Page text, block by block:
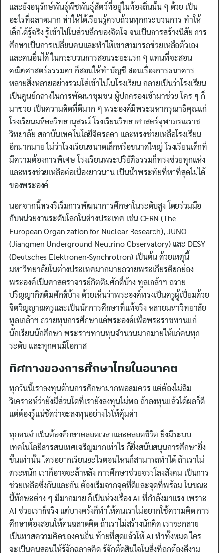
และยังอนุรักษ์พันธุ์พืชพันธุ์สัตว์ที่อยู่ในท้องถิ่นนั้น ๆ ด้วย เป็น
อะไรที่ฉลาดมาก ทำให้ได้เรียนรู้ครบถ้วนทุกกระบวนการ ทำให้
เด็กได้รู้จริง รู้เข้าไปในส่วนลึกของจิตใจ จนเป็นการสร้างนิสัย การ
ศึกษาเป็นการเปลี่ยนคนและทำให้เขาสามารถช่วยเหลือตัวเอง
และคนอื่นได้ ในกระบวนการสอนระยะแรก ๆ แทนที่จะสอน
คณิตศาสตร์ธรรมดา ก็สอนให้ทำบัญชี สอนเรื่องการธนาคาร
หลายสิ่งหลายอย่างรวมใส่เข้าไปในโรงเรียน กลายเป็นว่าโรงเรียน
เป็นศูนย์กลางในการพัฒนาชุมชน ผู้ปกครองเข้ามาช่วย ใคร ๆ ก็
มาช่วย เป็นความคิดที่ดีมาก ๆ พระองค์มีพระมหากรุณาธิคุณแก่
โรงเรียนมหิดลวิทยานุสรณ์ โรงเรียนวิทยาศาสตร์จุฬาภรณราช
วิทยาลัย สถาบันเทคโนโลยีจิตรลดา และทรงช่วยเหลือโรงเรียน
อีกมากมาย ไม่ว่าโรงเรียนขนาดเล็กหรือขนาดใหญ่ โรงเรียนเด็กที่
มีความต้องการพิเศษ โรงเรียนพระปริยัติธรรมก็ทรงช่วยทุกแห่ง
และทรงช่วยเหลือต่อเนื่องยาวนาน เป็นน้ำพระทัยที่หาที่สุดไม่ได้
ของพระองค์
นอกจากนี้ทรงริเริ่มการพัฒนาการศึกษาในระดับสูง โดยร่วมมือ
กับหน่วยงานระดับโลกในต่างประเทศ เช่น CERN (The
European Organization for Nuclear Research), JUNO
(Jiangmen Underground Neutrino Observatory) และ DESY
(Deutsches Elektronen-Synchrotron) เป็นต้น ด้วยเหตุนี้
มหาวิทยาลัยในต่างประเทศมากมายถวายพระเกียรติยกย่อง
พระองค์เป็นศาสตราจารย์กิตติมศักดิ์บ้าง ทูลเกล้าฯ ถวาย
ปริญญากิตติมศักดิ์บ้าง ด้วยเห็นว่าพระองค์ทรงเป็นครูผู้เปี่ยมด้วย
จิตวิญญาณครูและเป็นนักการศึกษาที่แท้จริง หลายมหาวิทยาลัย
ทูลเกล้าฯ ถวายทุนการศึกษาแด่พระองค์เพื่อพระราชทานแก่
นักเรียนนักศึกษา พระราชทานทุนจำนวนมากมายให้แก่คนทุก
ระดับ และทุกคนมีโอกาส
ทิศทางของการศึกษาไทยในอนาคต
ทุกวันนี้เราลงทุนด้านการศึกษามากพอสมควร แต่ต้องไม่ลืม
วิเคราะห์ว่ายังมีส่วนใดที่เรายังลงทุนไม่พอ ถ้าลงทุนแล้วได้ผลก็ดี
แต่ต้องรู้แน่ชัดว่าจะลงทุนอย่างไรให้คุ้มค่า
ทุกคนจำเป็นต้องศึกษาตลอดเวลาและตลอดชีวิต ยิ่งมีระบบ
เทคโนโลยีสารสนเทศเจริญมากเท่าไร ก็ยิ่งสนับสนุนการศึกษายิ่ง
ขึ้นเท่านั้น ใครอยากเรียนอะไรตอนไหนก็สามารถทำได้ ถ้าเราไม่
ตระหนัก เราก็อาจจะล้าหลัง การศึกษาช่วยจรรโลงสังคม เป็นการ
ช่วยเหลือซึ่งกันและกัน ต้องเริ่มจากจุดที่ดีและจุดที่พร้อม ในขณะ
นี้ทักษะต่าง ๆ มีมากมาย ก็เป็นห่วงเรื่อง AI ที่กำลังมาแรง เพราะ
AI ช่วยเราก็จริง แต่บางครั้งก็ทำให้คนเราไม่อยากใช้ความคิด การ
ศึกษาต้องสอนให้คนฉลาดคิด ถ้าเราไม่สร้างนักคิด เราจะกลาย
เป็นทาสความคิดของคนอื่น ท้ายที่สุดแล้วให้ AI ทำทั้งหมด ใคร
จะเป็นคนสอนให้รู้จักฉลาดคิด รู้จักตัดสินใจในสิ่งที่ถูกต้องดีงาม